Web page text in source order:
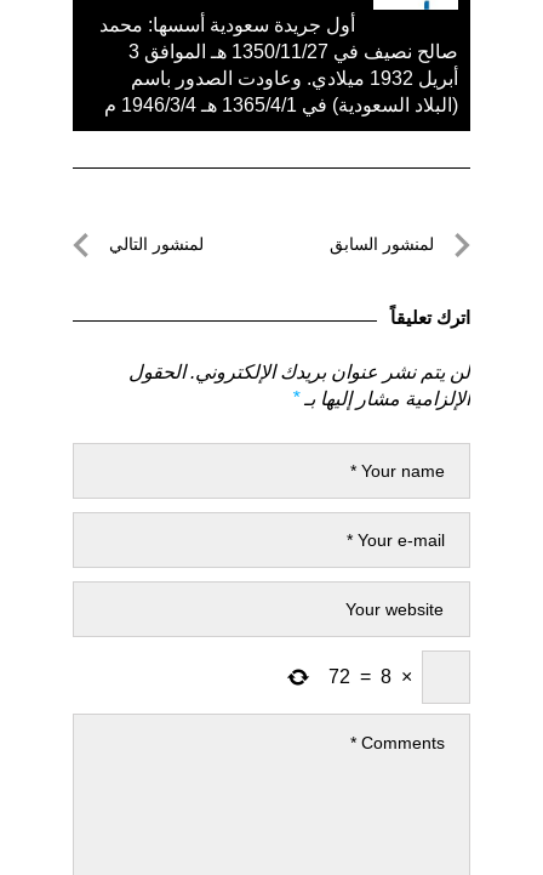
أول جريدة سعودية أسسها: محمد
صالح نصيف في 1350/11/27 هـ الموافق 3
أبريل 1932 ميلادي. وعاودت الصدور باسم
(البلاد السعودية) في 1365/4/1 هـ 1946/3/4 م
تصفّحلمنشور السابق
السابق
لمنشور التالي
اترك تعليقاً
لن يتم نشر عنوان بريدك الإلكتروني. الحقول
الإلزامية مشار إليها بـ*
×
8
=
72